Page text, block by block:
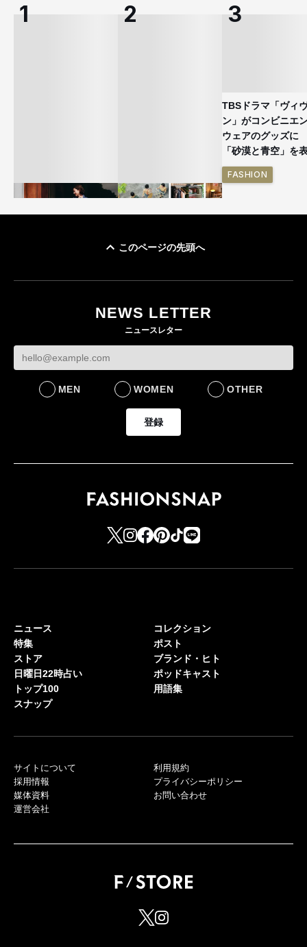
ケットなど7型を発売
をラインナップ
TBSドラマ「ヴィ
ン」がコンビニエ
ウェアのグッズ
「砂漠と青空」を
FASHION
このページの先頭へ
NEWS LETTER
ニュースレター
MEN WOMEN OTHER
登録
ニュース
特集
ストア
日曜日22時占い
トップ100
スナップ
コレクション
ポスト
ブランド・ヒト
ポッドキャスト
用語集
サイトについて
採用情報
媒体資料
運営会社
利用規約
プライバシーポリシー
お問い合わせ